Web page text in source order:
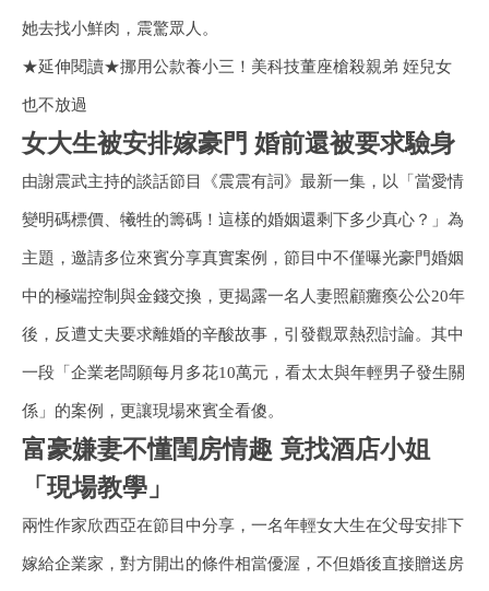
她去找小鮮肉，震驚眾人。
★延伸閱讀★挪用公款養小三！美科技董座槍殺親弟 姪兒女
也不放過
女大生被安排嫁豪門 婚前還被要求驗身
由謝震武主持的談話節目《震震有詞》最新一集，以「當愛情
變明碼標價、犧牲的籌碼！這樣的婚姻還剩下多少真心？」為
主題，邀請多位來賓分享真實案例，節目中不僅曝光豪門婚姻
中的極端控制與金錢交換，更揭露一名人妻照顧癱瘓公公20年
後，反遭丈夫要求離婚的辛酸故事，引發觀眾熱烈討論。其中
一段「企業老闆願每月多花10萬元，看太太與年輕男子發生關
係」的案例，更讓現場來賓全看傻。
富豪嫌妻不懂閨房情趣 竟找酒店小姐
「現場教學」
兩性作家欣西亞在節目中分享，一名年輕女大生在父母安排下
嫁給企業家，對方開出的條件相當優渥，不但婚後直接贈送房